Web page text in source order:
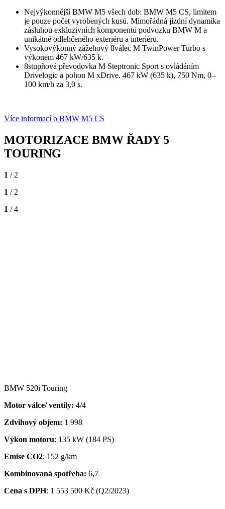
Nejvýkonnější BMW M5 všech dob: BMW M5 CS, limitem
je pouze počet vyrobených kusů. Mimořádná jízdní dynamika
zásluhou exkluzivních komponentů podvozku BMW M a
unikátně odlehčeného exteriéru a interiéru.
Vysokovýkonný zážehový 8válec M TwinPower Turbo s
výkonem 467 kW/635 k.
8stupňová převodovka M Steptronic Sport s ovládáním
Drivelogic a pohon M xDrive. 467 kW (635 k), 750 Nm, 0–
100 km/h za 3,0 s.
Více informací o BMW M5 CS
MOTORIZACE BMW ŘADY 5
TOURING
1 / 2
1 / 2
1 / 4
BMW 520i Touring
Motor válce/ ventily: 4/4
Zdvihový objem: 1 998
Výkon motoru: 135 kW (184 PS)
Emise CO2: 152 g/km
Kombinovaná spotřeba: 6,7
Cena s DPH: 1 553 500 Kč (Q2/2023)